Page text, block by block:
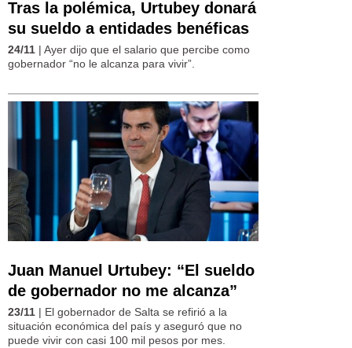
Tras la polémica, Urtubey donará
su sueldo a entidades benéficas
24/11 | Ayer dijo que el salario que percibe como
gobernador “no le alcanza para vivir”.
Juan Manuel Urtubey: “El sueldo
de gobernador no me alcanza”
23/11 | El gobernador de Salta se refirió a la
situación económica del país y aseguró que no
puede vivir con casi 100 mil pesos por mes.